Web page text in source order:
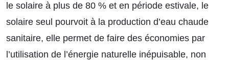
le solaire à plus de 80 % et en période estivale, le
solaire seul pourvoit à la production d’eau chaude
sanitaire, elle permet de faire des économies par
l’utilisation de l’énergie naturelle inépuisable, non